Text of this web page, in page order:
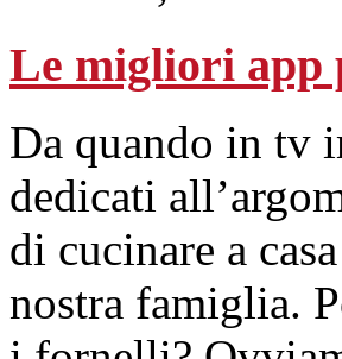
Le migliori app
Da quando in tv
dedicati
di cucinare a
nostra famiglia.